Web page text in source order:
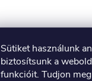
Sütiket használunk
biztosítsunk a
funkcióit. Tudjon